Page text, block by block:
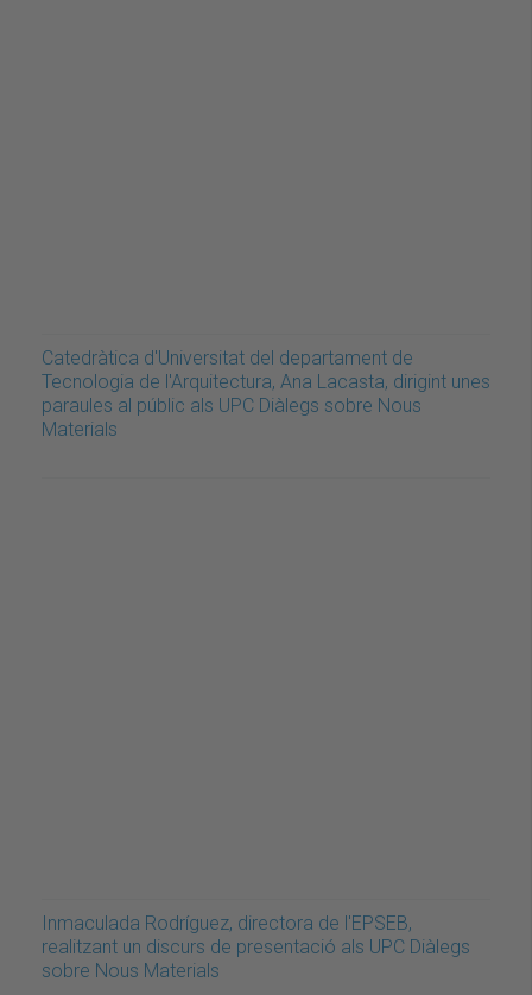
Catedràtica d'Universitat del departament de
Tecnologia de l'Arquitectura, Ana Lacasta, dirigint unes
paraules al públic als UPC Diàlegs sobre Nous
Materials
Inmaculada Rodríguez, directora de l'EPSEB,
realitzant un discurs de presentació als UPC Diàlegs
sobre Nous Materials